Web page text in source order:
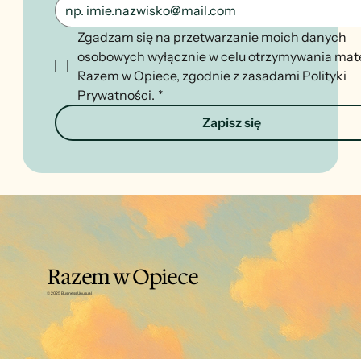
Zgadzam się na przetwarzanie moich danych
osobowych wyłącznie w celu otrzymywania
Razem w Opiece, zgodnie z zasadami Polityki
Prywatności. *
Zapisz się
Razem w Opiece
© 2025 Business Unusual